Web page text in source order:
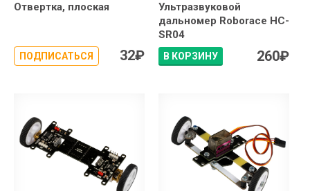
Отвертка, плоская
ПОДПИСАТЬСЯ 32₽
Ультразвуковой
дальномер Roborace HC-
SR04
В КОРЗИНУ 260₽